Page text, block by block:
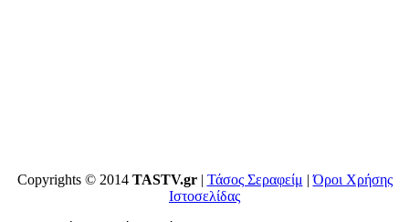
Copyrights © 2014 TASTV.gr| Τάσος Σεραφείμ |Όροι Χρήσης
Ιστοσελίδας